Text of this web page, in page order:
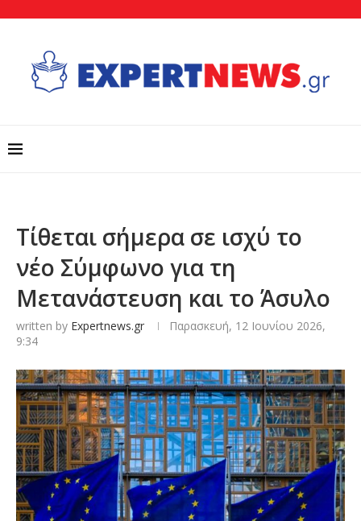
Τίθεται σήμερα σε ισχύ το
νέο Σύμφωνο για τη
Μετανάστευση και το Άσυλο
written by Expertnews.gr
Παρασκευή, 12 Ιουνίου 2026,
9:34